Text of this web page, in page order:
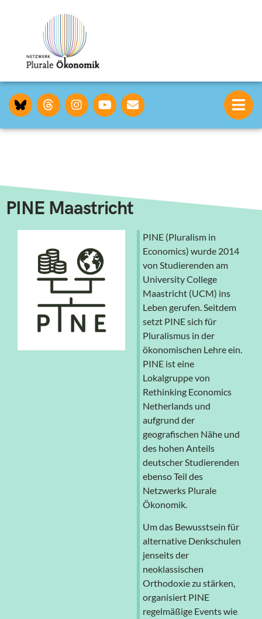
PINE Maastricht
PINE (Pluralism in
Economics) wurde 2014
von Studierenden am
University College
Maastricht (UCM) ins
Leben gerufen. Seitdem
setzt PINE sich für
Pluralismus in der
ökonomischen Lehre ein.
PINE ist eine
Lokalgruppe von
Rethinking Economics
Netherlands und
aufgrund der
geografischen Nähe und
des hohen Anteils
deutscher Studierenden
ebenso Teil des
Netzwerks Plurale
Ökonomik.
Um das Bewusstsein für
alternative Denkschulen
jenseits der
neoklassischen
Orthodoxie zu stärken,
organisiert PINE
regelmäßige Events wie